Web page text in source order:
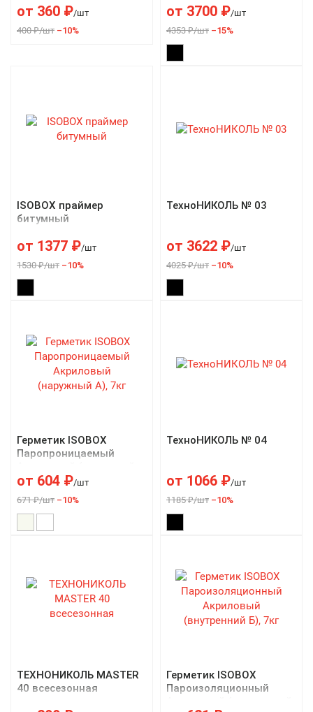
от 360 ₽/шт
400 ₽/шт –10%
от 3700 ₽/шт
4353 ₽/шт –15%
ISOBOX праймер
битумный
от 1377 ₽/шт
1530 ₽/шт –10%
ТехноНИКОЛЬ № 03
от 3622 ₽/шт
4025 ₽/шт –10%
Герметик ISOBOX
Паропроницаемый
А), 7кг
от 604 ₽/шт
671 ₽/шт –10%
ТехноНИКОЛЬ № 04
от 1066 ₽/шт
1185 ₽/шт –10%
ТЕХНОНИКОЛЬ MASTER
40 всесезонная
Герметик ISOBOX
Пароизоляционный